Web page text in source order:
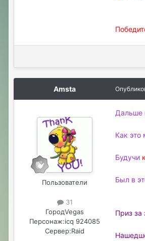
Amsta
Пользователи
31
ГородVegas
Персонаж:icq 924085
Сервер:Raid
Дальше
Как это
Будучи
Был в
Приз за